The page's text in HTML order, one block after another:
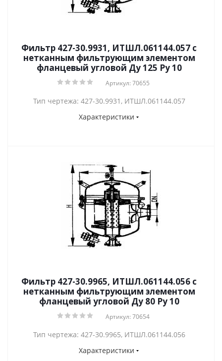
Фильтр 427-30.9931, ИТШЛ.061144.057 с
нетканным фильтрующим элементом
фланцевый угловой Ду 125 Py 10
Артикул: 70655
Тип чертежа: 427-30.9931, ИТШЛ.061144.057
Характеристики
Фильтр 427-30.9965, ИТШЛ.061144.056 с
нетканным фильтрующим элементом
фланцевый угловой Ду 80 Py 10
Артикул: 70654
Тип чертежа: 427-30.9965, ИТШЛ.061144.056
Характеристики